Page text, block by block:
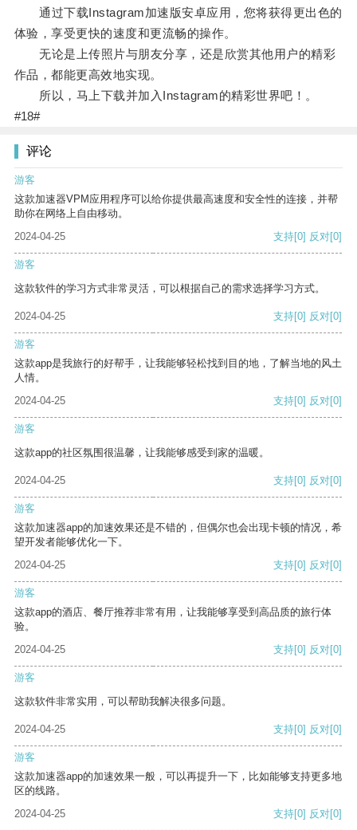
通过下载Instagram加速版安卓应用，您将获得更出色的
体验，享受更快的速度和更流畅的操作。
无论是上传照片与朋友分享，还是欣赏其他用户的精彩
作品，都能更高效地实现。
所以，马上下载并加入Instagram的精彩世界吧！。
#18#
评论
游客
这款加速器VPM应用程序可以给你提供最高速度和安全性的连接，并帮
助你在网络上自由移动。
2024-04-25
支持[0] 反对[0]
游客
这款软件的学习方式非常灵活，可以根据自己的需求选择学习方式。
2024-04-25 支持[0] 反对[0]
游客
这款app是我旅行的好帮手，让我能够轻松找到目的地，了解当地的风土
人情。
2024-04-25
支持[0] 反对[0]
游客
这款app的社区氛围很温馨，让我能够感受到家的温暖。
2024-04-25 支持[0] 反对[0]
游客
这款加速器app的加速效果还是不错的，但偶尔也会出现卡顿的情况，希
望开发者能够优化一下。
2024-04-25
支持[0] 反对[0]
游客
这款app的酒店、餐厅推荐非常有用，让我能够享受到高品质的旅行体
验。
2024-04-25
支持[0] 反对[0]
游客
这款软件非常实用，可以帮助我解决很多问题。
2024-04-25 支持[0] 反对[0]
游客
这款加速器app的加速效果一般，可以再提升一下，比如能够支持更多地
区的线路。
2024-04-25
支持[0] 反对[0]